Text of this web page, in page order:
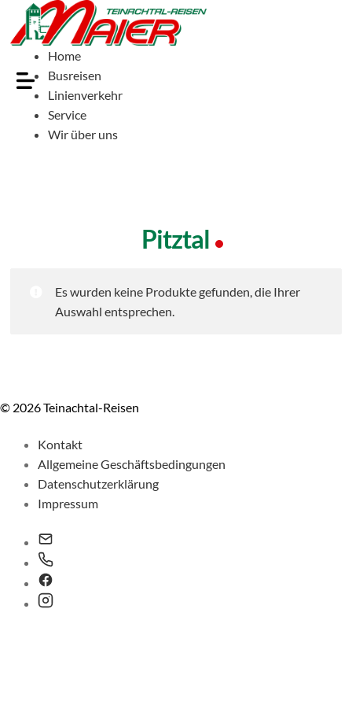
Home
Busreisen
Linienverkehr
Service
Wir über uns
Pitztal
Es wurden keine Produkte gefunden, die Ihrer
Auswahl entsprechen.
© 2026 Teinachtal-Reisen
Kontakt
Allgemeine Geschäftsbedingungen
Datenschutzerklärung
Impressum